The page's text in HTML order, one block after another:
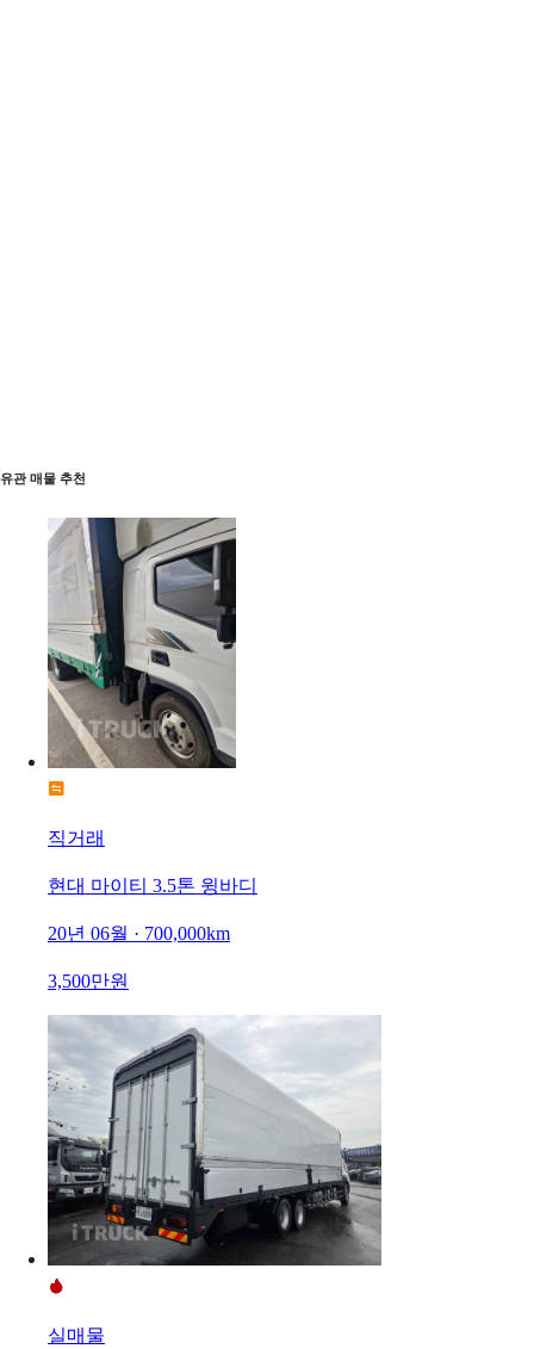
유관 매물 추천
직거래
현대 마이티 3.5톤 윙바디
20년 06월 · 700,000km
3,500만원
실매물